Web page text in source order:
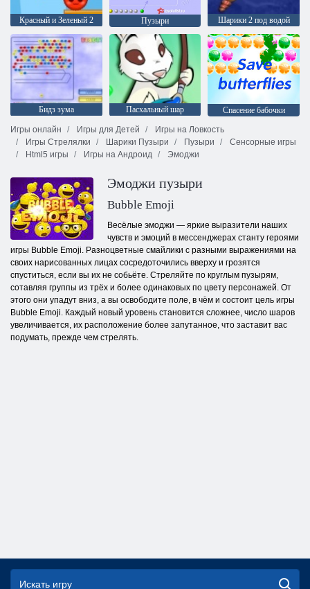
Красный и Зеленый 2 Пузыри Шарики 2 под водой
Бидз зума Пасхальный шар
Спасение бабочки
Игры онлайн
Игры для Детей
Игры на Ловкость
Игры Стрелялки
Шарики Пузыри Пузыри
Сенсорные игры
Html5 игры
Игры на Андроид Эмоджи
Эмоджи пузыри
Bubble Emoji
Весёлые эмоджи — яркие выразители наших
чувств и эмоций в мессенджерах станту героями
игры Bubble Emoji. Разноцветные смайлики с разными выражениями на
своих нарисованных лицах сосредоточились вверху и грозятся
спуститься, если вы их не собьёте. Стреляйте по круглым пузырям,
сотавляя группы из трёх и более одинаковых по цвету персонажей. От
этого они упадут вниз, а вы освободите поле, в чём и состоит цель игры
Bubble Emoji. Каждый новый уровень становится сложнее, число шаров
увеличивается, их расположение более запутанное, что заставит вас
подумать, прежде чем стрелять.